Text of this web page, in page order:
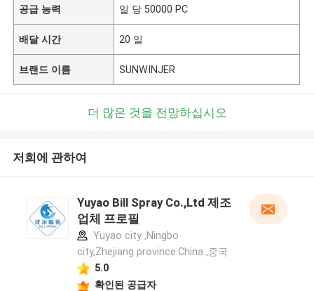
공급 능력 일 당 50000 PC
배달 시간 20 일
브랜드 이름 SUNWINJER
더 많은 것을 전망하십시오
저희에 관하여
Yuyao Bill Spray Co.,Ltd 제조
업체 프로필
Yuyao city ,Ningbo
city,Zhejiang province.China ,중국
5.0
확인된 공급자